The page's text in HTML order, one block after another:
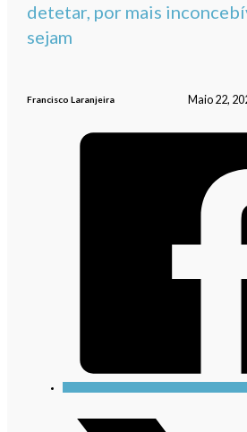
detetar, por mais
sejam
Francisco Laranjeira Maio 22,